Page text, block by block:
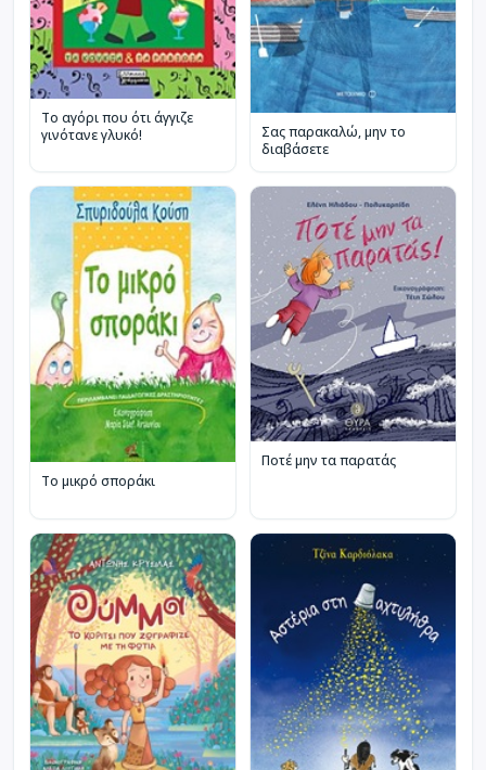
Το αγόρι που ότι άγγιζε
γινότανε γλυκό!
Σας παρακαλώ, μην το
διαβάσετε
Το μικρό σποράκι
Ποτέ μην τα παρατάς